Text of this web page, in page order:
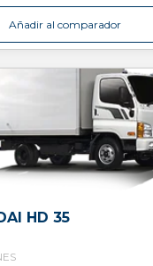
Añadir al comparador
HD 35